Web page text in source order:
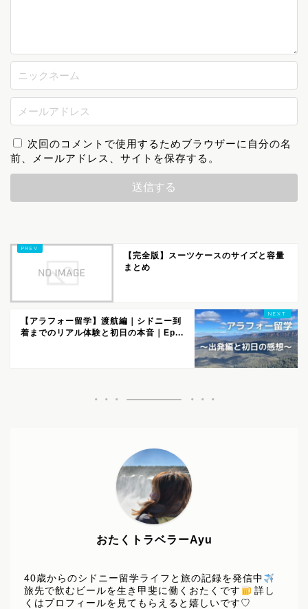
次回のコメントで使用するためブラウザーに自分の名
前、メールアドレス、サイトを保存する。
【完全版】スーツケースのサイズと容量
まとめ
【アラフォー留学】渡航編｜シドニー到
着までのリアル体験と初日の本音｜Ep...
おたくトラベラーAyu
40歳からのシドニー留学ライフと旅の記録を発信中
旅先で飲むビールを生き甲斐に働くおたくです
詳し
くはプロフィールを見てもらえると嬉しいです♡